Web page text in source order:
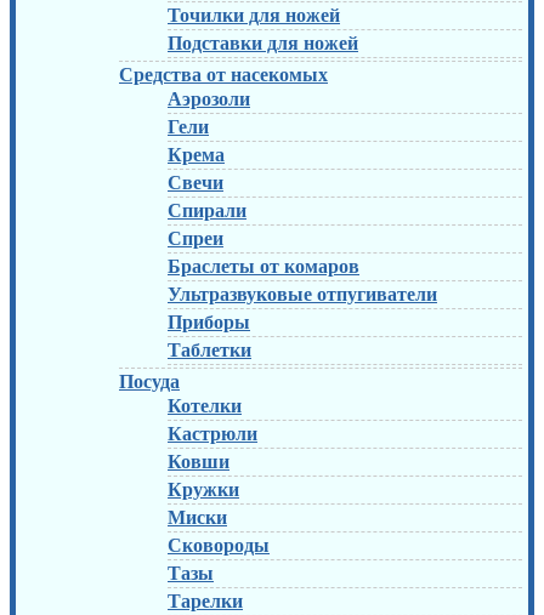
Точилки для ножей
Подставки для ножей
Средства от насекомых
Аэрозоли
Гели
Крема
Свечи
Спирали
Спреи
Браслеты от комаров
Ультразвуковые отпугиватели
Приборы
Таблетки
Посуда
Котелки
Кастрюли
Ковши
Кружки
Миски
Сковороды
Тазы
Тарелки